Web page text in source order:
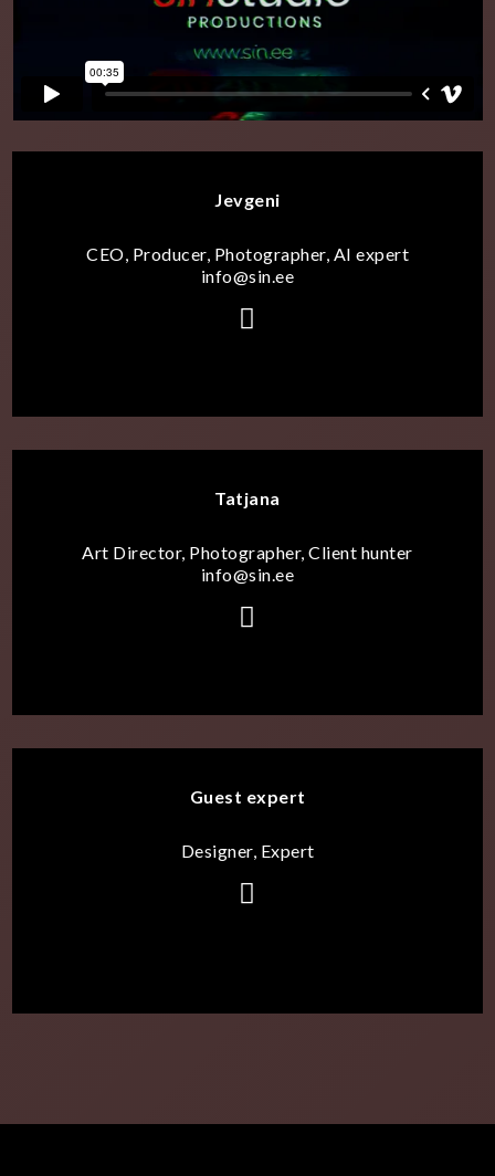
Jevgeni
CEO, Producer, Photographer, AI expert
info@sin.ee
Tatjana
Art Director, Photographer, Client hunter
info@sin.ee
Guest expert
Designer, Expert